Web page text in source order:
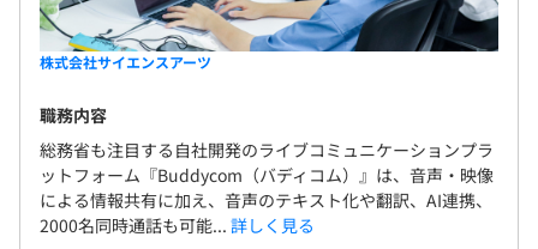
株式会社サイエンスアーツ
職務内容
総務省も注目する自社開発のライブコミュニケーションプラ
ットフォーム『Buddycom（バディコム）』は、音声・映像
による情報共有に加え、音声のテキスト化や翻訳、AI連携、
2000名同時通話も可能... 詳しく見る